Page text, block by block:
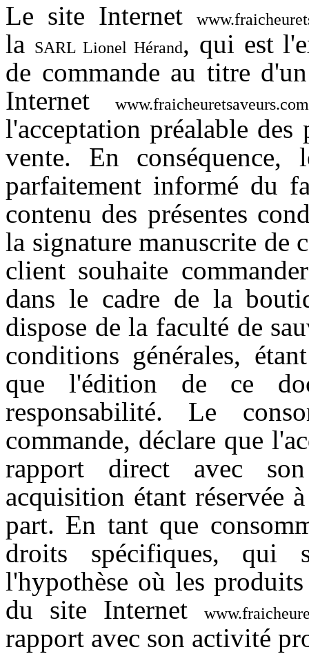
Le site Internet
la SARL Lionel Hérand, qui est
de commande au titre
Internet
www.fraicheuretsaveurs.com
l'acceptation préalable des
vente. En conséquence,
parfaitement informé du
contenu des présentes
la signature manuscrite de
client souhaite
dans le cadre de la
dispose de la faculté de
conditions générales,
que l'édition de ce
responsabilité. Le
commande, déclare que
rapport direct avec
acquisition étant réservée
part. En tant que
droits spécifiques, qui
l'hypothèse où les
du site Internet
rapport avec son activité